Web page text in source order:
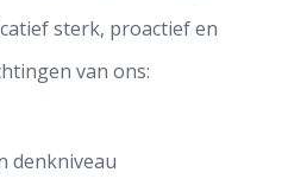
sterk, proactief en
van ons:
denkniveau